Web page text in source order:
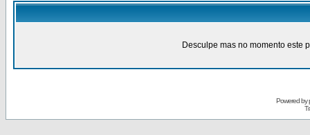
Desculpe mas no momento este
Powered by